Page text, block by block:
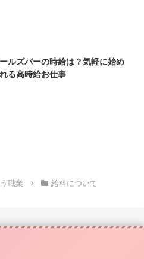
ルズバーの時給は？気軽に始め
る高時給お仕事
職業 給料について